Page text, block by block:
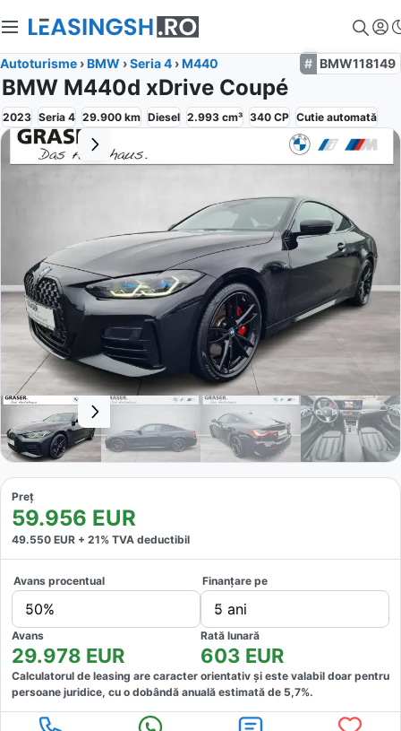
Autoturisme ›BMW ›Seria 4 ›M440 BMW118149
BMW M440d xDrive Coupé
2023 Seria 4 29.900 km Diesel 2.993 cm³ 340 CP Cutie automată
Preț
59.956 EUR
49.550 EUR + 21% TVA deductibil
Avans procentual
50%
Finanțare pe
5 ani
Avans
29.978 EUR
Rată lunară
603 EUR
Calculatorul de leasing are caracter orientativ și este valabil doar pentru
persoane juridice, cu o dobândă anuală estimată de 5,7%.